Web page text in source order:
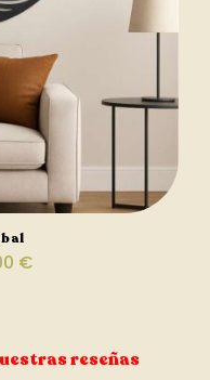
€
reseñas